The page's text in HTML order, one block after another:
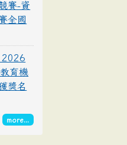
賽-資
全國
育機
獎名
more...